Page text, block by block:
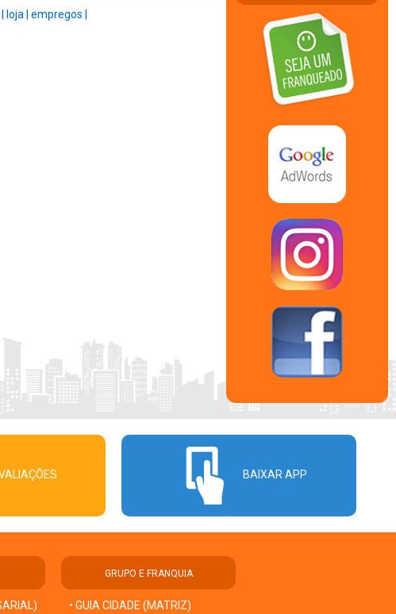
loja | empregos |
BAIXAR APP
GRUPO E FRANQUIA
• GUIA CIDADE (MATRIZ)